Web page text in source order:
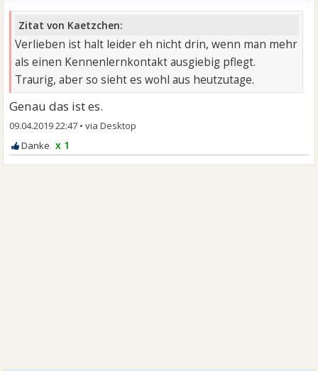
Zitat von Kaetzchen:
Verlieben ist halt leider eh nicht drin, wenn man mehr
als einen Kennenlernkontakt ausgiebig pflegt.
Traurig, aber so sieht es wohl aus heutzutage.
Genau das ist es.
09.04.2019 22:47 •
x 1